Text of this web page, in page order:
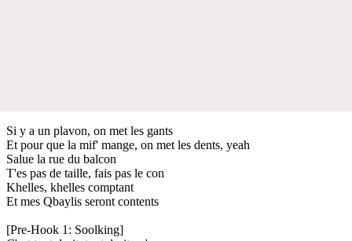
Si y a un plavon, on met les gants
Et pour que la mif' mange, on met les dents, yeah
Salue la rue du balcon
T'es pas de taille, fais pas le con
Khelles, khelles comptant
Et mes Qbaylis seront contents
[Pre-Hook 1: Soolking]